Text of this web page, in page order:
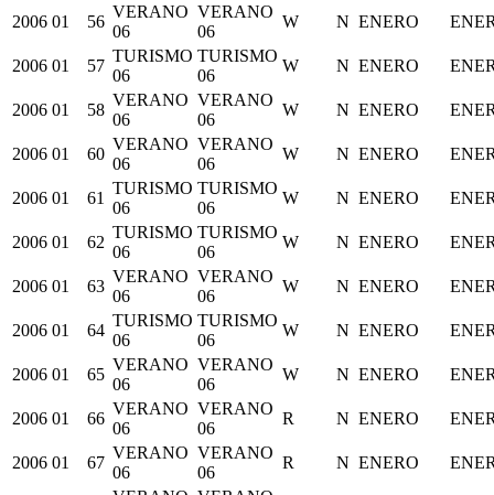
2006 01 56
VERANO
06
VERANO
06
W N ENERO
2006 01 57
TURISMO
06
TURISMO
06
W N ENERO
2006 01 58
VERANO
06
VERANO
06
W N ENERO
2006 01 60
VERANO
06
VERANO
06
W N ENERO
2006 01 61
TURISMO
06
TURISMO
06
W N ENERO
2006 01 62
TURISMO
06
TURISMO
06
W N ENERO
2006 01 63
VERANO
06
VERANO
06
W N ENERO
2006 01 64
TURISMO
06
TURISMO
06
W N ENERO
2006 01 65
VERANO
06
VERANO
06
W N ENERO
2006 01 66
VERANO
06
VERANO
06
R N ENERO
2006 01 67
VERANO
06
VERANO
06
R N ENERO